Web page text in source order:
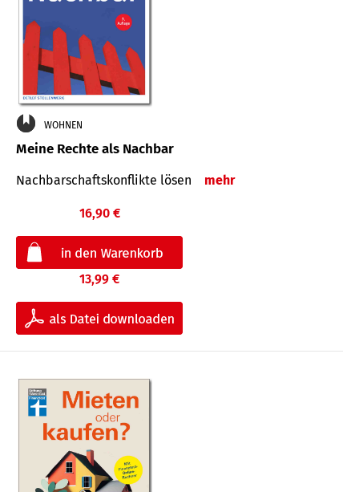
WOHNEN
Meine Rechte als Nachbar
Nach­bar­schafts­konflikte lösen mehr
16,90 €
13,99 €